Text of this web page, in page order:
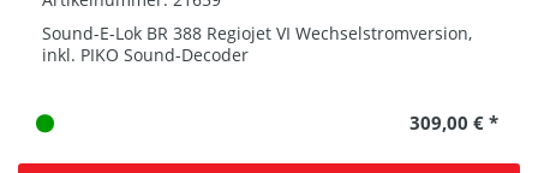
Sound-E-Lok BR 388 Regiojet VI Wechselstromversion,
inkl. PIKO Sound-Decoder
309,00 € *